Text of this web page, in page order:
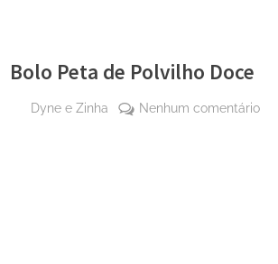
Bolo Peta de Polvilho Doce
By
Dyne e Zinha Nenhum comentárioem